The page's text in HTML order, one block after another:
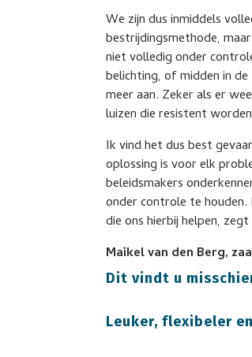
We zijn dus inmiddels
bestrijdingsmethode,
niet volledig onder
belichting, of midden in
meer aan. Zeker als er
luizen die resistent
Ik vind het dus best
oplossing is voor elk
beleidsmakers
onder controle te
die ons hierbij helpen,
Maikel van den Berg,
Dit vindt u
Leuker, flexibeler